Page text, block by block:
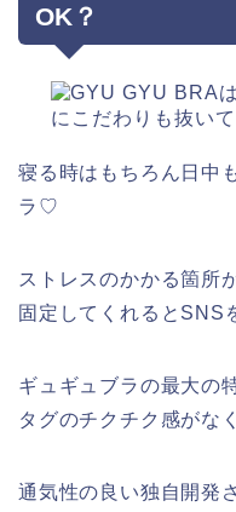
OK？
寝る時はもちろん日中
ラ♡
ストレスのかかる箇所
固定してくれるとSNS
ギュギュブラの最大の
タグのチクチク感がな
通気性の良い独自開発